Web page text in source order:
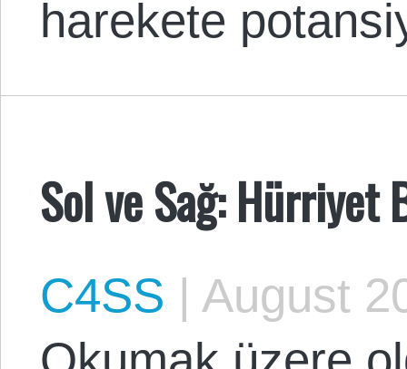
harekete
Sol ve Sağ:
C4SS | August